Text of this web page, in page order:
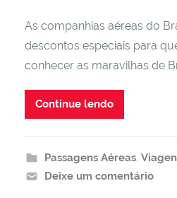
As companhias aéreas do
descontos especiais para
conhecer as maravilhas de
Continue lendo
Passagens Aéreas,
Deixe um comentário